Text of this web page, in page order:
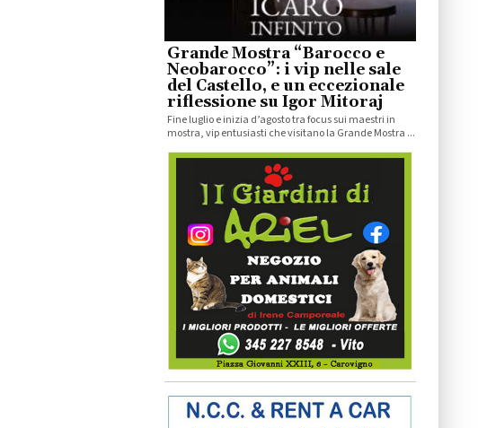
Grande Mostra “Barocco e
Neobarocco”: i vip nelle sale
del Castello, e un eccezionale
riflessione su Igor Mitoraj
Fine luglio e inizia d’agosto tra focus sui maestri in
mostra, vip entusiasti che visitano la Grande Mostra ...